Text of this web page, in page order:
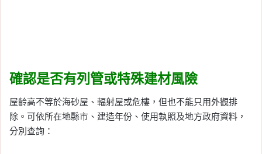
確認是否有列管或特殊建材風險
屋齡高不等於海砂屋、輻射屋或危樓，但也不能只用外觀排
除。可依所在地縣市、建造年份、使用執照及地方政府資料，
分別查詢：